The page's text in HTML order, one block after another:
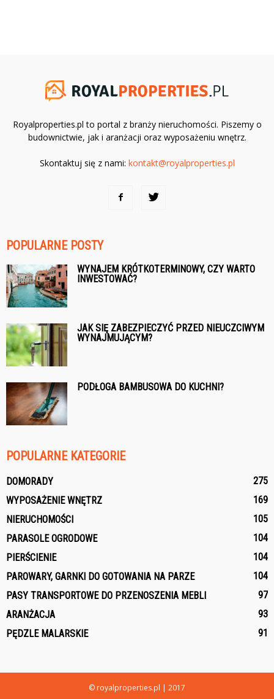
Royalproperties.pl to portal z branży nieruchomości. Piszemy o
budownictwie, jak i aranżacji oraz wyposażeniu wnętrz.
Skontaktuj się z nami: kontakt@royalproperties.pl
POPULARNE POSTY
WYNAJEM KRÓTKOTERMINOWY, CZY WARTO
INWESTOWAĆ?
JAK SIĘ ZABEZPIECZYĆ PRZED NIEUCZCIWYM
WYNAJMUJĄCYM?
PODŁOGA BAMBUSOWA DO KUCHNI?
POPULARNE KATEGORIE
DOMORADY
275
WYPOSAŻENIE WNĘTRZ
169
NIERUCHOMOŚCI
105
PARASOLE OGRODOWE
104
PIERŚCIENIE
104
PAROWARY, GARNKI DO GOTOWANIA NA PARZE
104
PASY TRANSPORTOWE DO PRZENOSZENIA MEBLI
97
ARANŻACJA
93
PĘDZLE MALARSKIE
91
© royalproperties.pl | 2017